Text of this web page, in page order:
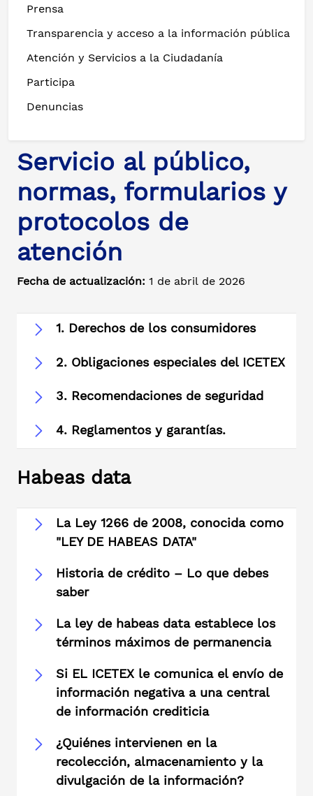
Prensa
Transparencia y acceso a la información pública
Atención y Servicios a la Ciudadanía
Participa
Denuncias
Servicio al público,
normas, formularios y
protocolos de
atención
Fecha de actualización: 1 de abril de 2026
1. Derechos de los consumidores
2. Obligaciones especiales del ICETEX
3. Recomendaciones de seguridad
4. Reglamentos y garantías.
Habeas data
La Ley 1266 de 2008, conocida como
"LEY DE HABEAS DATA"
Historia de crédito – Lo que debes
saber
La ley de habeas data establece los
términos máximos de permanencia
Si EL ICETEX le comunica el envío de
información negativa a una central
de información crediticia
¿Quiénes intervienen en la
recolección, almacenamiento y la
divulgación de la información?